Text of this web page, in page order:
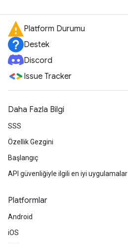
Platform Durumu
Destek
Discord
Issue Tracker
Daha Fazla Bilgi
SSS
Özellik Gezgini
Başlangıç
API güvenliğiyle ilgili en iyi uygulamalar
Platformlar
Android
iOS